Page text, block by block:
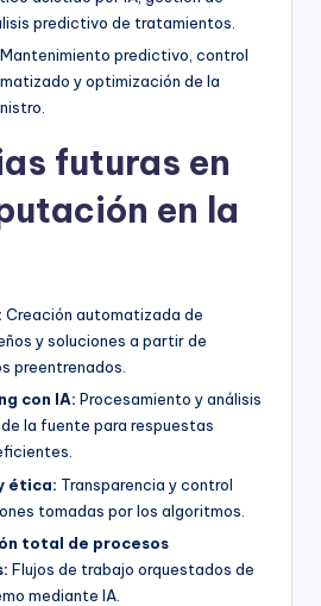
predictivo de tratamientos.
Mantenimiento predictivo, control
y optimización de la
futuras en
en la
Creación automatizada de
y soluciones a partir de
preentrenados.
con IA: Procesamiento y análisis
la fuente para respuestas
ética: Transparencia y control
tomadas por los algoritmos.
total de procesos
Flujos de trabajo orquestados de
mediante IA.